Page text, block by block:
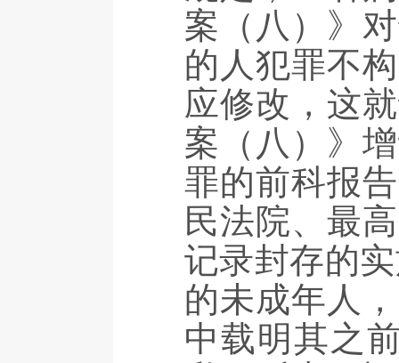
案（八）》
的人犯罪不
应修改，这
案（八）》
罪的前科报
民法院、最
记录封存的
的未成年人
中载明其之